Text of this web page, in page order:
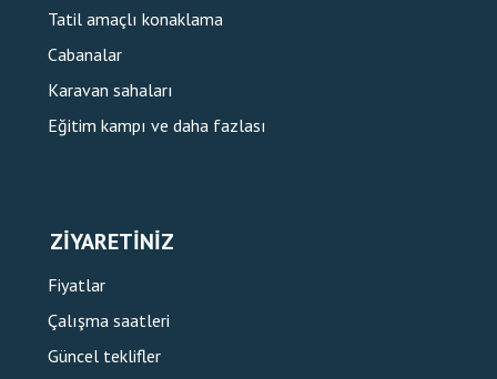
Tatil amaçlı konaklama
Cabanalar
Karavan sahaları
Eğitim kampı ve daha fazlası
ZIYARETINIZ
Fiyatlar
Çalışma saatleri
Güncel teklifler